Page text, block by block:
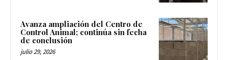
Avanza ampliación del Centro de
Control Animal; continúa sin fecha
de conclusión
julio 29, 2026